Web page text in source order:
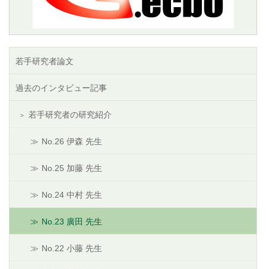
若手研究者論文
過去のインタビュー記事
若手研究者の研究紹介
No.26 伊森 先生
No.25 加藤 先生
No.24 中村 先生
No.23 廣田 先生
No.22 小藤 先生